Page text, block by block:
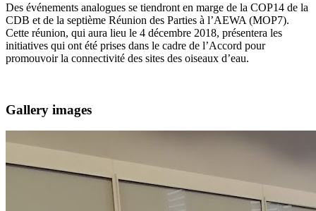
Des événements analogues se tiendront en marge de la COP14 de la
CDB et de la septième Réunion des Parties à l’AEWA (MOP7).
Cette réunion, qui aura lieu le 4 décembre 2018, présentera les
initiatives qui ont été prises dans le cadre de l’Accord pour
promouvoir la connectivité des sites des oiseaux d’eau.
Gallery images